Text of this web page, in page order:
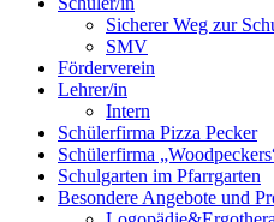
Sicherer Weg zur
SMV
Förderverein
Lehrer/in
Intern
Schülerfirma Pizza Pecker
Schülerfirma
Schulgarten im Pfarrgarten
Besondere Angebote und